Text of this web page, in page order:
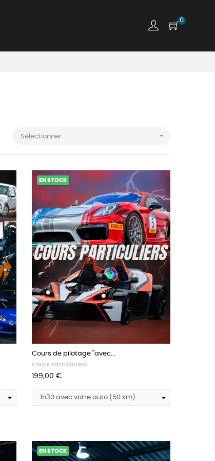
0
Sélectionner 
EN STOCK
Cours de pilotage "avec...
Cours Particuliers
Prix
199,00 €
EN STOCK